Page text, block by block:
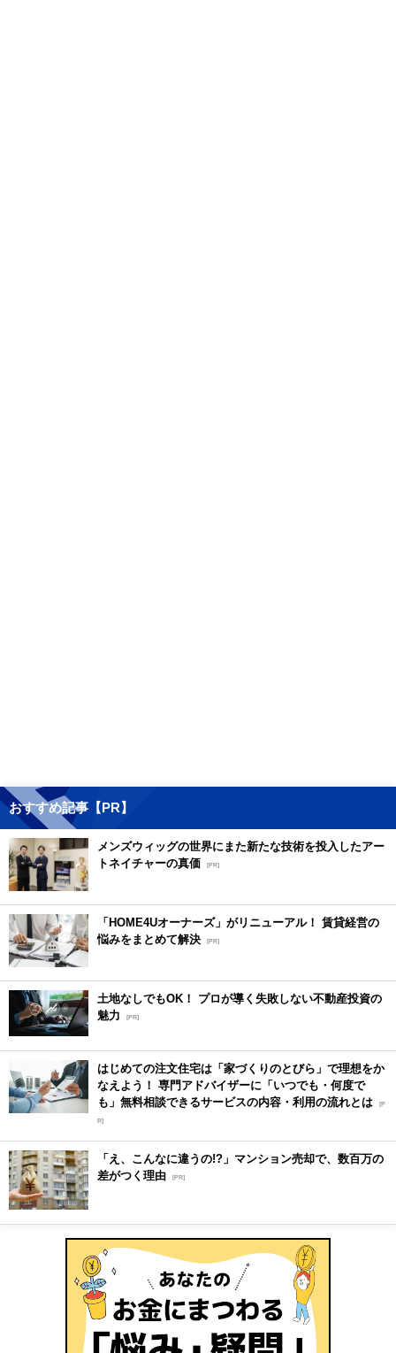
おすすめ記事【PR】
メンズウィッグの世界にまた新たな技術を投入したアー
トネイチャーの真価 [PR]
「HOME4Uオーナーズ」がリニューアル！ 賃貸経営の
悩みをまとめて解決 [PR]
土地なしでもOK！ プロが導く失敗しない不動産投資の
魅力
[PR]
はじめての注文住宅は「家づくりのとびら」で理想をか
なえよう！ 専門アドバイザーに「いつでも・何度で
も」無料相談できるサービスの内容・利用の流れとは [P
R]
「え、こんなに違うの!?」マンション売却で、数百万の
差がつく理由 [PR]